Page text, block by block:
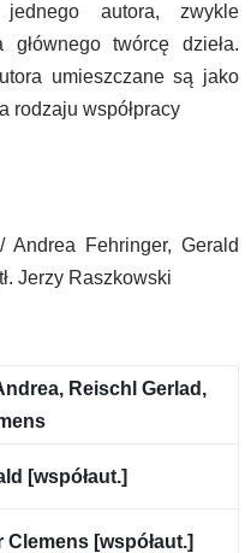
autora, zwykle
twórcę dzieła.
umieszczane są jako
rodzaju współpracy
Fehringer, Gerald
Jerzy Raszkowski
Reischl Gerlad,
[współaut.]
Clemens [współaut.]